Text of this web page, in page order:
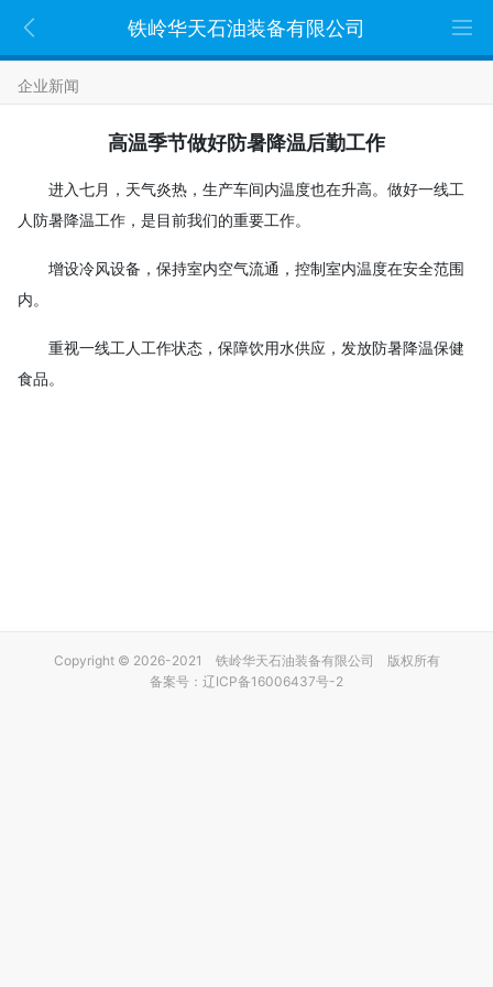
铁岭华天石油装备有限公司
企业新闻
高温季节做好防暑降温后勤工作
进入七月，天气炎热，生产车间内温度也在升高。做好一线工
人防暑降温工作，是目前我们的重要工作。
增设冷风设备，保持室内空气流通，控制室内温度在安全范围
内。
重视一线工人工作状态，保障饮用水供应，发放防暑降温保健
食品。
Copyright © 2026-2021 铁岭华天石油装备有限公司 版权所有
备案号：辽ICP备16006437号-2